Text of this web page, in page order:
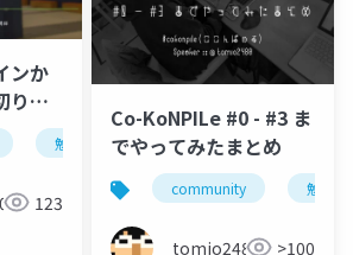
ンか
り替
わっ 勉強会 gunmaweb
123
Co-KoNPILe #0 - #3 ま
でやってみたまとめ
community 勉強会
tomio2480 >100